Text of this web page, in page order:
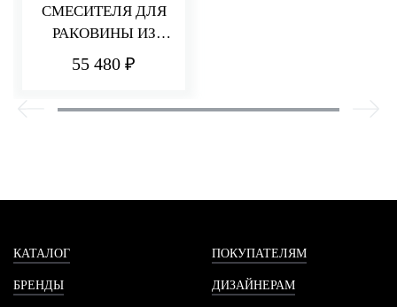
СМЕСИТЕЛЯ ДЛЯ
РАКОВИНЫ ИЗ
СТЕНЫ 182 ММ
55 480 ₽
КАТАЛОГ
БРЕНДЫ
ПОКУПАТЕЛЯМ
ДИЗАЙНЕРАМ